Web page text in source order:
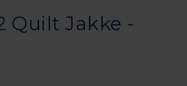
Quilt Jakke -